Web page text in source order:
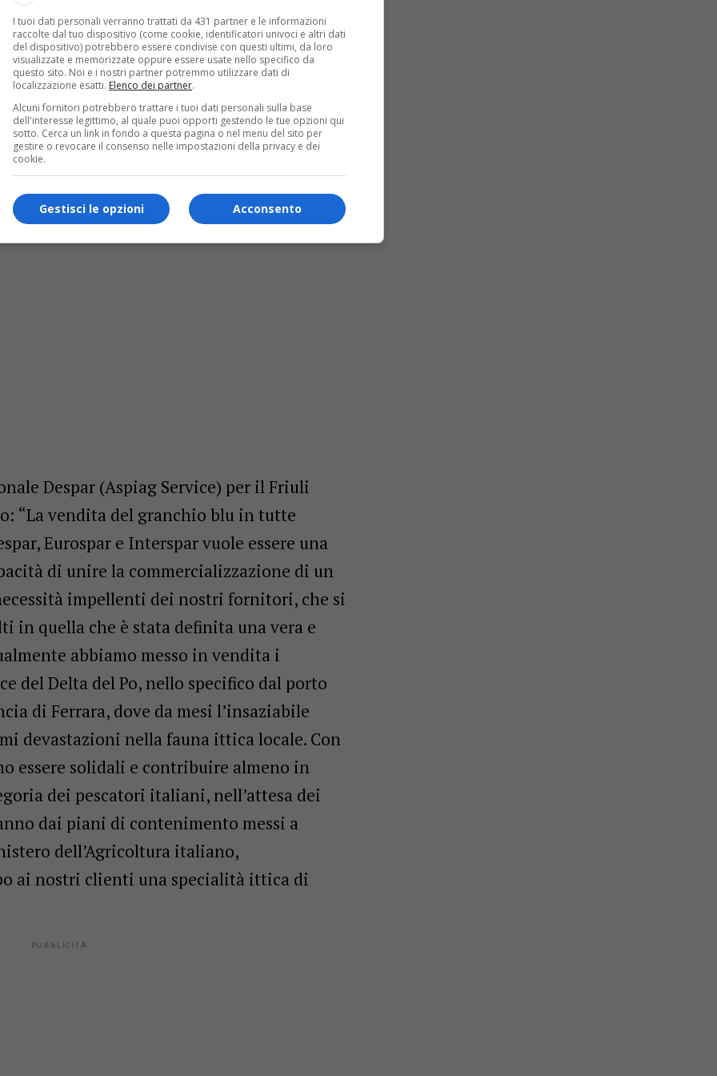
commerciale dell’azienda intende essere un
alle pesanti ripercussioni e agli ingenti
nostre regioni, colpita dall’avvento e
esemplare, che danneggia la produzione
ittiche, cogliendo l’occasione per far
dell’abete una specialità ittica non
qualità e prelibatezza culinaria.
Despar (Aspiag Service) per il Friuli
“La vendita del granchio blu in tutte
Eurospar e Interspar vuole essere una
di unire la commercializzazione di un
impellenti dei nostri fornitori, che si
in quella che è stata definita una vera e
abbiamo messo in vendita i
del Delta del Po, nello specifico dal porto
di Ferrara, dove da mesi l’insaziabile
devastazioni nella fauna ittica locale. Con
essere solidali e contribuire almeno in
dei pescatori italiani,nell’attesa dei
dai piani di contenimento messi a
dell’Agricoltura italiano,
ai nostri clienti una specialità ittica di
I tuoi dati personali verranno trattati da 431 partner e le informazioni
raccolte dal tuo dispositivo (come cookie, identificatori univoci e altri dati
del dispositivo) potrebbero essere condivise con questi ultimi, da loro
visualizzate e memorizzate oppure essere usate nello specifico da
questo sito. Noi e i nostri partner potremmo utilizzare dati di
localizzazione esatti. Elenco dei partner.
Alcuni fornitori potrebbero trattare i tuoi dati personali sulla base
dell'interesse legittimo, al quale puoi opporti gestendo le tue opzioni qui
sotto. Cerca un link in fondo a questa pagina o nel menu del sito per
gestire o revocare il consenso nelle impostazioni della privacy e dei
cookie.
Acconsento
Gestisci le opzioni